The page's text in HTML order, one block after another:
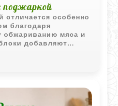
поджаркой
отличается особенно
благодаря
обжариванию мяса и
добавляют
которая
с бараниной и